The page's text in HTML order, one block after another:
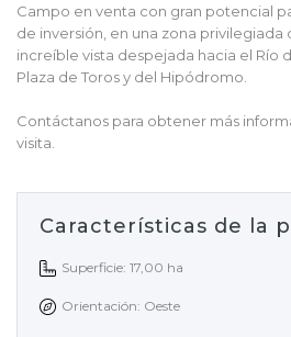
Campo en venta con gran potencial
de inversión, en una zona privilegiada
increíble vista despejada hacia el Río
Plaza de Toros y del Hipódromo.
Contáctanos para obtener más
visita.
Características de la
Superficie: 17,00 ha
Orientación: Oeste